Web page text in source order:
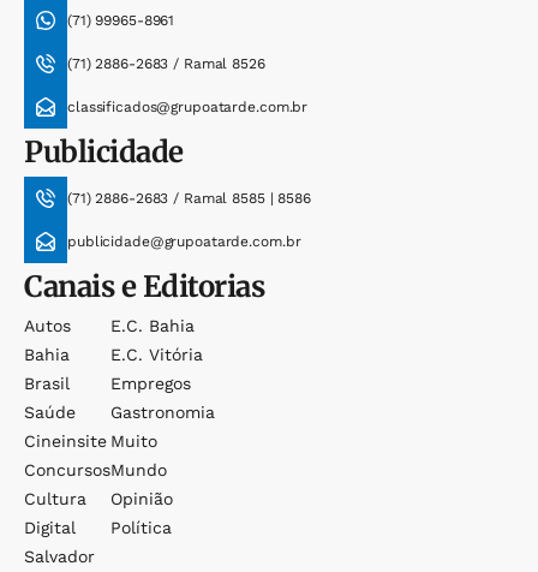
(71) 99965-8961
(71) 2886-2683 / Ramal 8526
classificados@grupoatarde.com.br
Publicidade
(71) 2886-2683 / Ramal 8585 | 8586
publicidade@grupoatarde.com.br
Canais e Editorias
Autos
Bahia
Brasil
Saúde
Cineinsite
Concursos
Cultura
Digital
Salvador
E.c. Bahia
E.c. Vitória
Empregos
Gastronomia
Muito
Mundo
Opinião
Política